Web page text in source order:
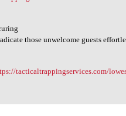
those unwelcome guests
tacticaltrappingservices.com/